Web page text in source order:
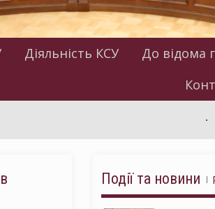
Діяльність КСУ До відома
Події та новини